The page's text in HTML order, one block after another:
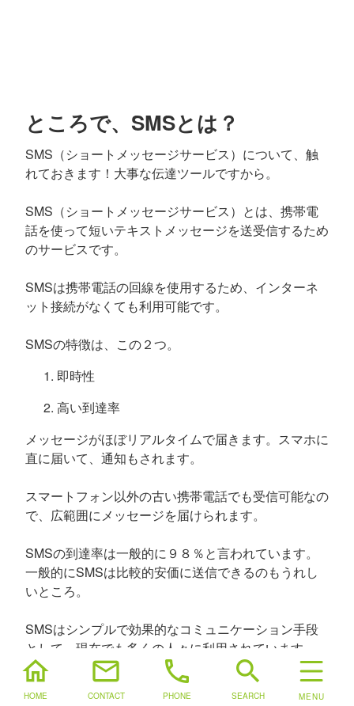
ところで、SMSとは？
SMS（ショートメッセージサービス）について、触
れておきます！大事な伝達ツールですから。
SMS（ショートメッセージサービス）とは、携帯電
話を使って短いテキストメッセージを送受信するため
のサービスです。
SMSは携帯電話の回線を使用するため、インターネ
ット接続がなくても利用可能です。
SMSの特徴は、この２つ。
即時性
高い到達率
メッセージがほぼリアルタイムで届きます。スマホに
直に届いて、通知もされます。
スマートフォン以外の古い携帯電話でも受信可能なの
で、広範囲にメッセージを届けられます。
SMSの到達率は一般的に９８％と言われています。
一般的にSMSは比較的安価に送信できるのもうれし
いところ。
SMSはシンプルで効果的なコミュニケーション手段
として、現在でも多くの人々に利用されています。
※リスティング広告
についても運用代行可能です！事
home
HOME
mail
CONTACT
phone
PHONE
search
SEARCH